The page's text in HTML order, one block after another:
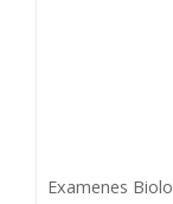
Examenes